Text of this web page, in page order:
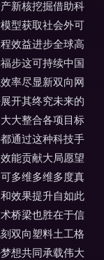
新核挖掘借助科
型获取社会外可
效益进步全球高
步这可持续中国
率尽显新双向网
开其终究未来的
大整合各项目标
通过这种科技手
能贡献大局愿望
多维多维多度真
效果提升自如此
桥梁也胜在于信
双向塑料土工格
想共同承载伟大